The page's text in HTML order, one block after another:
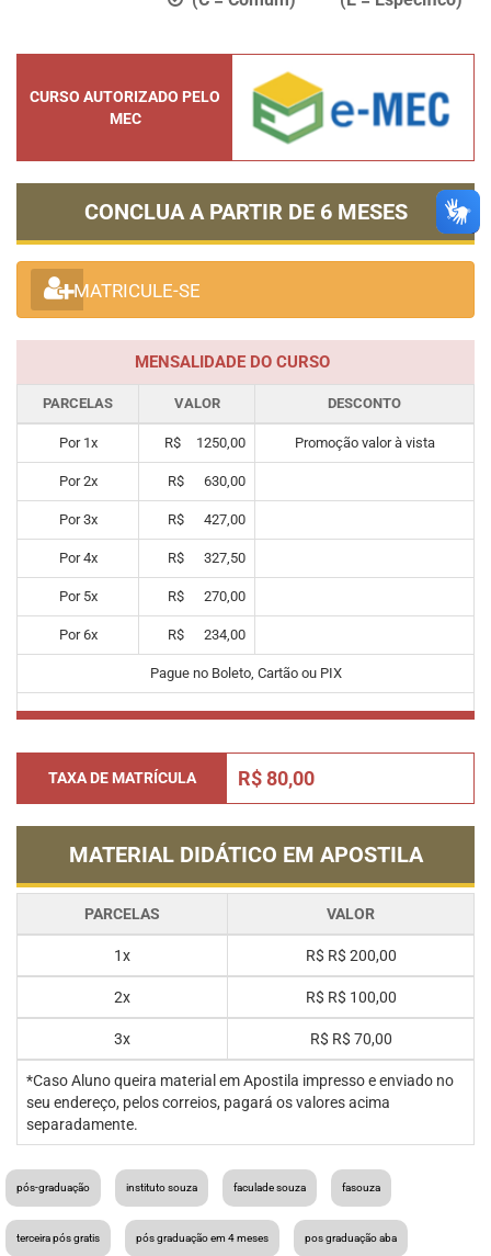
CURSO AUTORIZADO PELO
MEC
CONCLUA A PARTIR DE 6 MESES
MATRICULE-SE
MENSALIDADE DO CURSO
PARCELAS VALOR DESCONTO
Por 1x R$ 1250,00 Promoção valor à vista
Por2x R$ 630,00
Por3x R$ 427,00
Por4x R$ 327,50
Por 5x R$ 270,00
Por6x R$ 234,00
Pague no Boleto, Cartão ou PIX
TAXA DE MATRÍCULA R$ 80,00
MATERIAL DIDÁTICO EM APOSTILA
PARCELAS VALOR
1x R$ R$ 200,00
2x R$ R$ 100,00
3x R$ R$ 70,00
*Caso Aluno queira material em Apostila impresso e enviado no
seu endereço, pelos correios, pagará os valores acima
separadamente.
pós-graduação instituto souza faculade souza fasouza
terceira pós gratis pós graduação em 4 meses pos graduação aba